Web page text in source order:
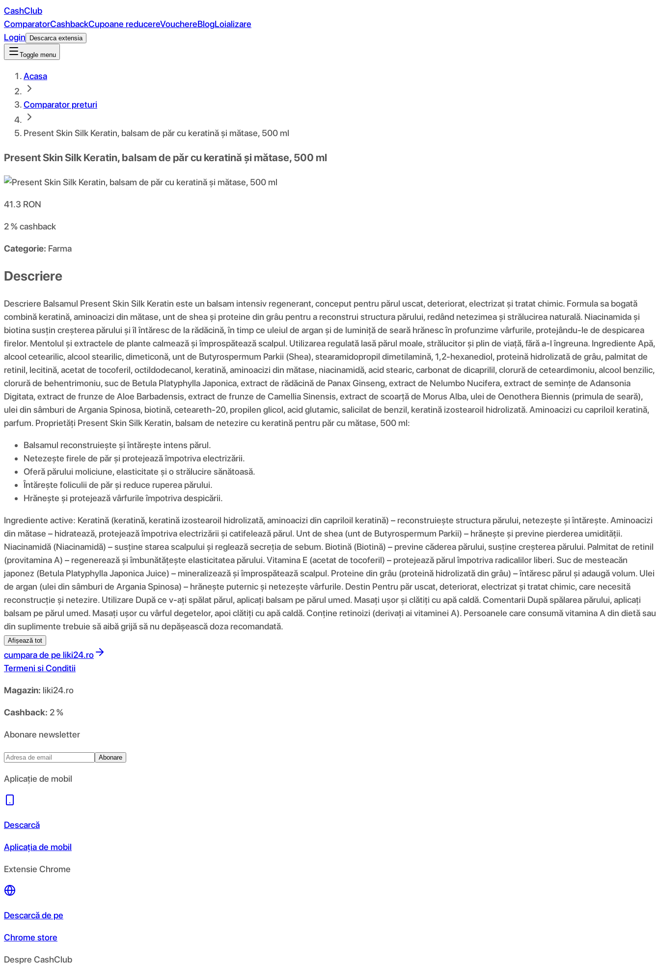
CashClub
ComparatorCashbackCupoane reducereVouchereBlogLoializare
Login
Descarca extensia
Toggle menu
Acasa
Comparator preturi
Present Skin Silk Keratin, balsam de păr cu keratină și mătase, 500 ml
Present Skin Silk Keratin, balsam de păr cu keratină și mătase, 500 ml
41.3 RON
2 %cashback
Categorie: Farma
Descriere
Descriere Balsamul Present Skin Silk Keratin este un balsam intensiv regenerant, conceput pentru părul uscat, deteriorat, electrizat și tratat chimic. Formula sa bogată
combină keratină, aminoacizi din mătase, unt de shea și proteine ​​din grâu pentru a reconstrui structura părului, redând netezimea și strălucirea naturală. Niacinamida și
biotina susțin creșterea părului și îl întăresc de la rădăcină, în timp ce uleiul de argan și de luminiță de seară hrănesc în profunzime vârfurile, protejându-le de despicarea
firelor. Mentolul și extractele de plante calmează și împrospătează scalpul. Utilizarea regulată lasă părul moale, strălucitor și plin de viață, fără a-l îngreuna. Ingrediente Apă,
alcool cetearilic, alcool stearilic, dimeticonă, unt de Butyrospermum Parkii (Shea), stearamidopropil dimetilamină, 1,2-hexanediol, proteină hidrolizată de grâu, palmitat de
retinil, lecitină, acetat de tocoferil, octildodecanol, keratină, aminoacizi din mătase, niacinamidă, acid stearic, carbonat de dicaprilil, clorură de ceteardimoniu, alcool benzilic,
clorură de behentrimoniu, suc de Betula Platyphylla Japonica, extract de rădăcină de Panax Ginseng, extract de Nelumbo Nucifera, extract de semințe de Adansonia
Digitata, extract de frunze de Aloe Barbadensis, extract de frunze de Camellia Sinensis, extract de scoarță de Morus Alba, ulei de Oenothera Biennis (primula de seară),
ulei din sâmburi de Argania Spinosa, biotină, ceteareth-20, propilen glicol, acid glutamic, salicilat de benzil, keratină izostearoil hidrolizată. Aminoacizi cu capriloil keratină,
parfum. Proprietăți Present Skin Silk Keratin, balsam de netezire cu keratină pentru păr cu mătase, 500 ml:
Balsamul reconstruiește și întărește intens părul.
Netezește firele de păr și protejează împotriva electrizării.
Oferă părului moliciune, elasticitate și o strălucire sănătoasă.
Întărește foliculii de păr și reduce ruperea părului.
Hrănește și protejează vârfurile împotriva despicării.
Ingrediente active: Keratină (keratină, keratină izostearoil hidrolizată, aminoacizi din capriloil keratină) – reconstruiește structura părului, netezește și întărește. Aminoacizi
din mătase – hidratează, protejează împotriva electrizării și catifelează părul. Unt de shea (unt de Butyrospermum Parkii) – hrănește și previne pierderea umidității.
Niacinamidă (Niacinamidă) – susține starea scalpului și reglează secreția de sebum. Biotină (Biotină) – previne căderea părului, susține creșterea părului. Palmitat de retinil
(provitamina A) – regenerează și îmbunătățește elasticitatea părului. Vitamina E (acetat de tocoferil) – protejează părul împotriva radicalilor liberi. Suc de mesteacăn
japonez (Betula Platyphylla Japonica Juice) – mineralizează și împrospătează scalpul. Proteine ​​din grâu (proteină hidrolizată din grâu) – întăresc părul și adaugă volum. Ulei
de argan (ulei din sâmburi de Argania Spinosa) – hrănește puternic și netezește vârfurile. Destin Pentru păr uscat, deteriorat, electrizat și tratat chimic, care necesită
reconstrucție și netezire. Utilizare După ce v-ați spălat părul, aplicați balsam pe părul umed. Masați ușor și clătiți cu apă caldă. Comentarii După spălarea părului, aplicați
balsam pe părul umed. Masați ușor cu vârful degetelor, apoi clătiți cu apă caldă. Conține retinoizi (derivați ai vitaminei A). Persoanele care consumă vitamina A din dietă sau
din suplimente trebuie să aibă grijă să nu depășească doza recomandată.
Afișează tot
cumpara de pe liki24.ro
Termeni si Conditii
Magazin: liki24.ro
Cashback: 2 %
Abonare newsletter
Abonare
Aplicație de mobil
Descarcă
Aplicația de mobil
Extensie Chrome
Descarcă de pe
Chrome store
Despre CashClub